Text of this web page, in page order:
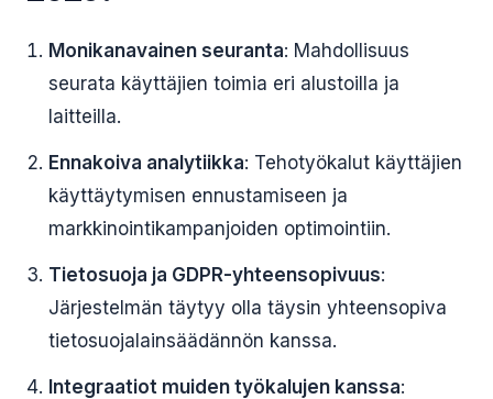
Monikanavainen seuranta: Mahdollisuus
seurata käyttäjien toimia eri alustoilla ja
laitteilla.
Ennakoiva analytiikka: Tehotyökalut käyttäjien
käyttäytymisen ennustamiseen ja
markkinointikampanjoiden optimointiin.
Tietosuoja ja GDPR-yhteensopivuus:
Järjestelmän täytyy olla täysin yhteensopiva
tietosuojalainsäädännön kanssa.
Integraatiot muiden työkalujen kanssa: